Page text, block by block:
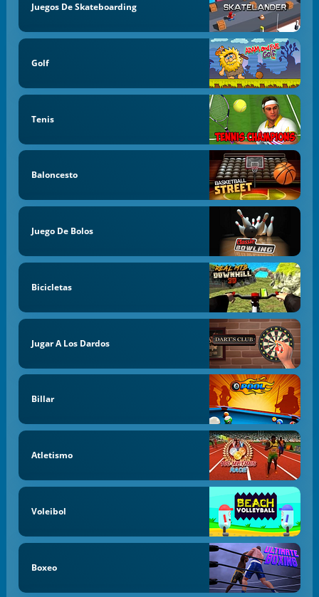
Juegos De Skateboarding
Golf
Tenis
Baloncesto
Juego De Bolos
Bicicletas
Jugar A Los Dardos
Billar
Atletismo
Voleibol
Boxeo